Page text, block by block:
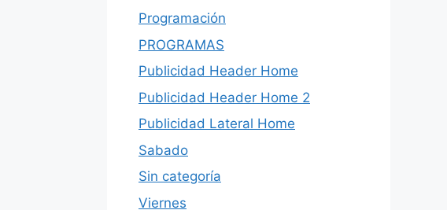
Programación
PROGRAMAS
Publicidad Header Home
Publicidad Header Home 2
Publicidad Lateral Home
Sabado
Sin categoría
Viernes